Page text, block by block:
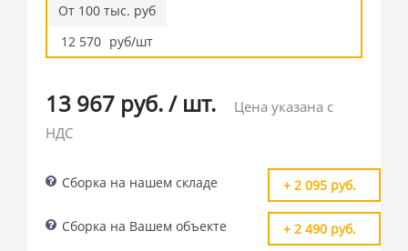
От 100 тыс. руб
12 570 руб/шт
13 967 руб./ шт.
Цена указана с
НДС
Сборка на нашем складе + 2 095 руб.
Сборка на Вашем объекте + 2 490 руб.